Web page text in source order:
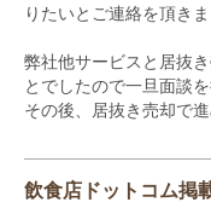
りたいとご連絡を頂きま
弊社他サービスと居抜
とでしたので一旦面談を
その後、居抜き売却で
飲食店ドットコム掲